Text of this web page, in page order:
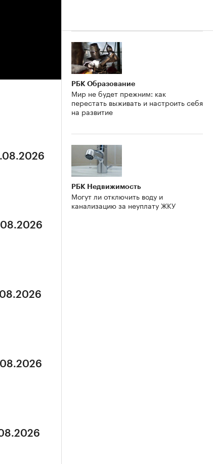
РБК Образование
Мир не будет прежним: как
перестать выживать и настроить себя
на развитие
РБК Недвижимость
Могут ли отключить воду и
канализацию за неуплату ЖКУ